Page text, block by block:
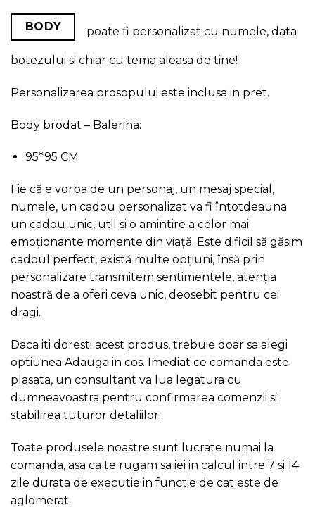
BODY poate fi personalizat cu numele, data
botezului si chiar cu tema aleasa de tine!
Personalizarea prosopului este inclusa in pret.
Body brodat – Balerina:
95*95 CM
Fie că e vorba de un personaj, un mesaj special,
numele, un cadou personalizat va fi întotdeauna
un cadou unic, util si o amintire a celor mai
emoționante momente din viață. Este dificil să găsim
cadoul perfect, există multe opțiuni, însă prin
personalizare transmitem sentimentele, atenția
noastră de a oferi ceva unic, deosebit pentru cei
dragi.
Daca iti doresti acest produs, trebuie doar sa alegi
optiunea Adauga in cos. Imediat ce comanda este
plasata, un consultant va lua legatura cu
dumneavoastra pentru confirmarea comenzii si
stabilirea tuturor detaliilor.
Toate produsele noastre sunt lucrate numai la
comanda, asa ca te rugam sa iei in calcul intre 7 si 14
zile durata de executie in functie de cat este de
aglomerat.